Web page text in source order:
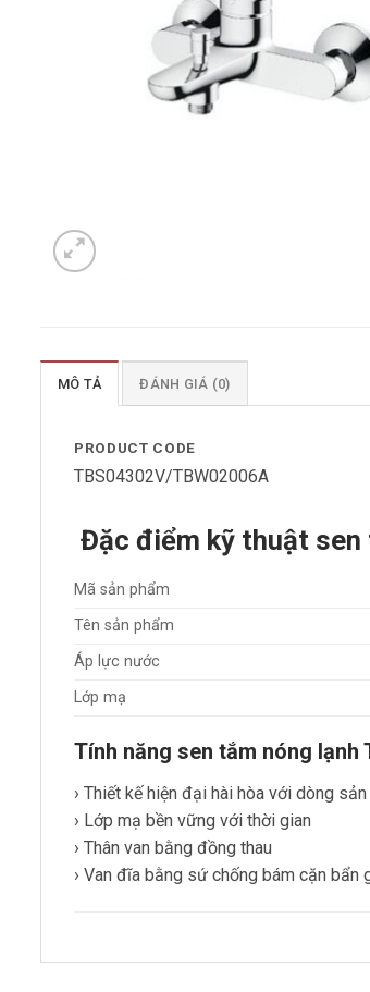
MÔ TẢ ĐÁNH GIÁ (0)
PRODUCT CODE
TBS04302V/TBW02006A
Đặc điểm kỹ thuật sen
Mã sản phẩm
Tên sản phẩm
Áp lực nước
Lớp mạ
Tính năng sen tắm nóng lạnh
› Thiết kế hiện đại hài hòa với dòng
› Lớp mạ bền vững với thời gian
› Thân van bằng đồng thau
› Van đĩa bằng sứ chống bám cặn bẩn